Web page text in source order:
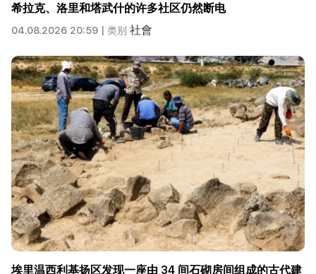
希拉克、洛里和塔武什的许多社区仍然断电
04.08.2026 20:59 | 类别 社會
埃里温西利基扬区发现一座由 34 间石砌房间组成的古代建